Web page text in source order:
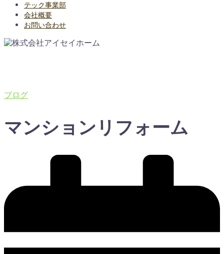
テック事業部
会社概要
お問い合わせ
ブログ
マンションリフォーム